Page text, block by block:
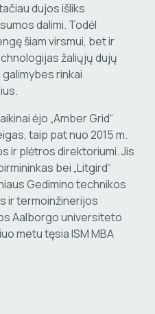
dujos išliks
dalimi. Todėl
šiam virsmui, bet ir
žaliųjų dujų
rinkai
ėjo „Amber Grid“
taip pat nuo 2015 m.
ir plėtros direktoriumi. Jis
bei „Litgird“
Gedimino technikos
ir termoinžinerijos
Aalborgo universiteto
metu tęsia ISM MBA